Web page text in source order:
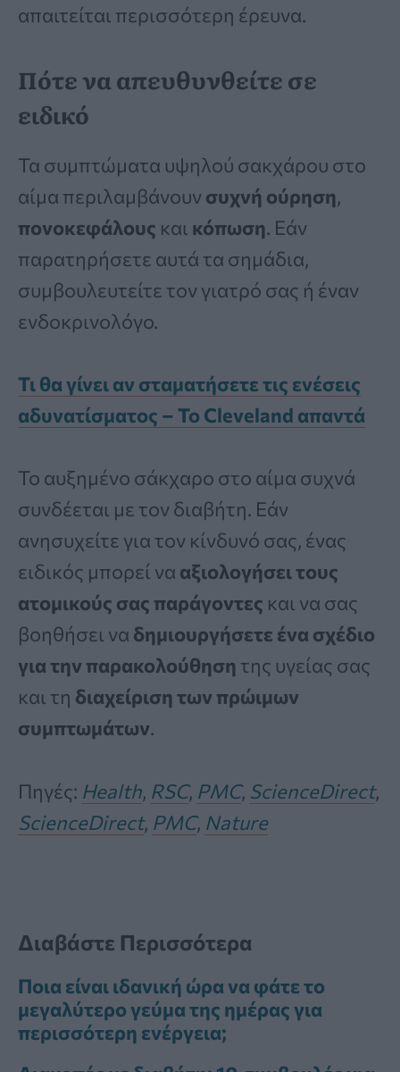
απαιτείται περισσότερη έρευνα.
Πότε να απευθυνθείτε σε
ειδικό
Τα συμπτώματα υψηλού σακχάρου στο
αίμα περιλαμβάνουν συχνή ούρηση,
πονοκεφάλους και κόπωση. Εάν
παρατηρήσετε αυτά τα σημάδια,
συμβουλευτείτε τον γιατρό σας ή έναν
ενδοκρινολόγο.
Τι θα γίνει αν σταματήσετε τις ενέσεις
αδυνατίσματος – Το Cleveland απαντά
Το αυξημένο σάκχαρο στο αίμα συχνά
συνδέεται με τον διαβήτη. Εάν
ανησυχείτε για τον κίνδυνό σας, ένας
ειδικός μπορεί να αξιολογήσει τους
ατομικούς σας παράγοντες και να σας
βοηθήσει να δημιουργήσετε ένα σχέδιο
για την παρακολούθηση της υγείας σας
και τη διαχείριση των πρώιμων
συμπτωμάτων.
Πηγές: Health, RSC, PMC, ScienceDirect,
ScienceDirect, PMC, Nature
Διαβάστε Περισσότερα
Ποια είναι ιδανική ώρα να φάτε το
μεγαλύτερο γεύμα της ημέρας για
περισσότερη ενέργεια;